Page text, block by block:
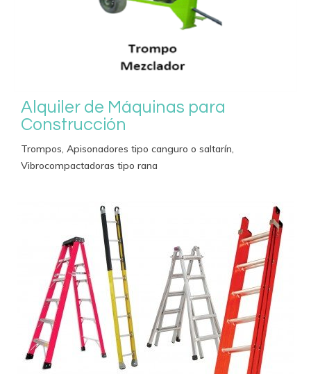
Alquiler de Máquinas para
Construcción
Trompos, Apisonadores tipo canguro o saltarín,
Vibrocompactadoras tipo rana